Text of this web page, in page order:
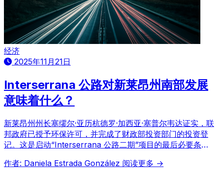
经济
2025年11月21日
Interserrana 公路对新莱昂州南部发展
意味着什么？
新莱昂州州长塞缪尔·亚历杭德罗·加西亚·塞普尔韦达证实，联
邦政府已授予环保许可，并完成了财政部投资部门的投资登
记。这是启动“Interserrana 公路二期”项目的最后必要条
作者: Daniela Estrada González 阅读更多 →